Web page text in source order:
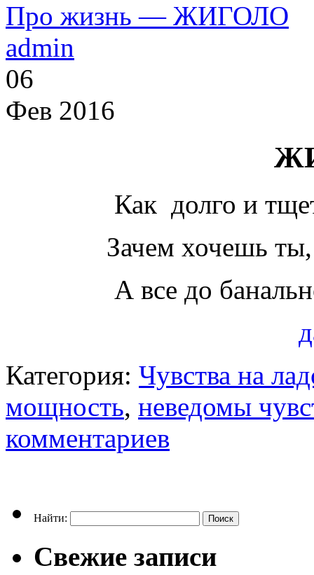
Про жизнь — ЖИГОЛО
admin
06
Фев 2016
Как долго и
Зачем хочешь
А все до
Категория: Чувства на
мощность, неведомы
комментариев
Найти:
Свежие записи